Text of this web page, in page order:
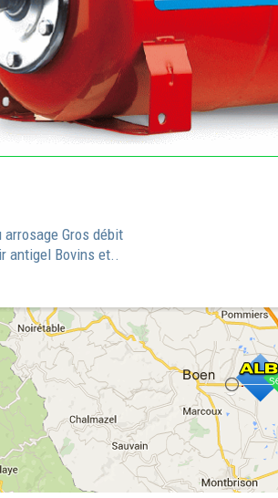
arrosage Gros débit
antigel Bovins et..